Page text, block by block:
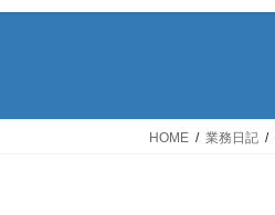
ス
ン
HOME 業務日記